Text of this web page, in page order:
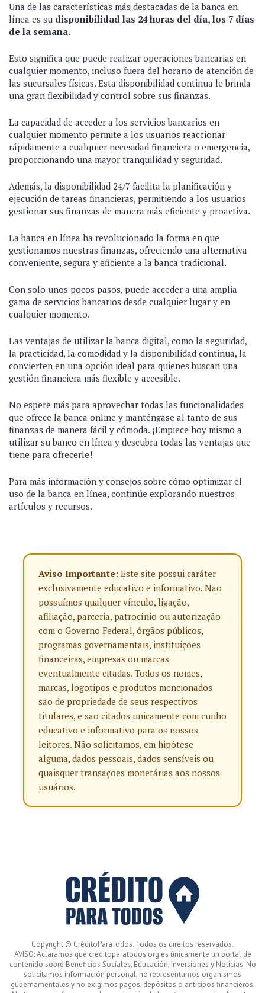
Una de las características más destacadas de la banca en
línea es su disponibilidad las 24 horas del día, los 7 días
de la semana.
Esto significa que puede realizar operaciones bancarias en
cualquier momento, incluso fuera del horario de atención de
las sucursales físicas. Esta disponibilidad continua le brinda
una gran flexibilidad y control sobre sus finanzas.
La capacidad de acceder a los servicios bancarios en
cualquier momento permite a los usuarios reaccionar
rápidamente a cualquier necesidad financiera o emergencia,
proporcionando una mayor tranquilidad y seguridad.
Además, la disponibilidad 24/7 facilita la planificación y
ejecución de tareas financieras, permitiendo a los usuarios
gestionar sus finanzas de manera más eficiente y proactiva.
La banca en línea ha revolucionado la forma en que
gestionamos nuestras finanzas, ofreciendo una alternativa
conveniente, segura y eficiente a la banca tradicional.
Con solo unos pocos pasos, puede acceder a una amplia
gama de servicios bancarios desde cualquier lugar y en
cualquier momento.
Las ventajas de utilizar la banca digital, como la seguridad,
la practicidad, la comodidad y la disponibilidad continua, la
convierten en una opción ideal para quienes buscan una
gestión financiera más flexible y accesible.
No espere más para aprovechar todas las funcionalidades
que ofrece la banca online y manténgase al tanto de sus
finanzas de manera fácil y cómoda. ¡Empiece hoy mismo a
utilizar su banco en línea y descubra todas las ventajas que
tiene para ofrecerle!
Para más información y consejos sobre cómo optimizar el
uso de la banca en línea, continúe explorando nuestros
artículos y recursos.
Aviso Importante: Este site possui caráter
exclusivamente educativo e informativo. Não
possuímos qualquer vínculo, ligação,
afiliação, parceria, patrocínio ou autorização
com o Governo Federal, órgãos públicos,
programas governamentais, instituições
financeiras, empresas ou marcas
eventualmente citadas. Todos os nomes,
marcas, logotipos e produtos mencionados
são de propriedade de seus respectivos
titulares, e são citados unicamente com cunho
educativo e informativo para os nossos
leitores. Não solicitamos, em hipótese
alguma, dados pessoais, dados sensíveis ou
quaisquer transações monetárias aos nossos
usuários.
Copyright © CréditoParaTodos. Todos os direitos reservados.
AVISO: Aclaramos que creditoparatodos.org es únicamente un portal de
contenido sobre Beneficios Sociales, Educación, Inversiones y Noticias. No
solicitamos información personal, no representamos organismos
gubernamentales y no exigimos pagos, depósitos o anticipos financieros.